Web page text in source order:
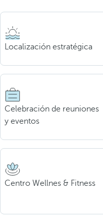
Localización estratégica
Celebración de reuniones
y eventos
Centro Wellnes & Fitness